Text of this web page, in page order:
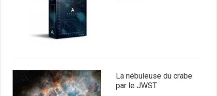
La nébuleuse du crabe
par le JWST